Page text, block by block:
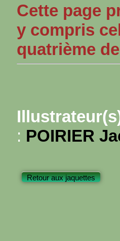
Cette page
y compris
quatrième
: POIRIER
Retour aux jaquettes